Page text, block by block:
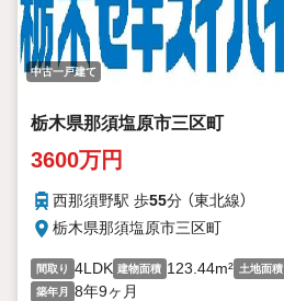
中古一戸建て
栃木県那須塩原市三区町
3600万円
西那須野駅 歩55分 （東北線）
栃木県那須塩原市三区町
間取り 4LDK 建物面積 123.44m² 土地面積
築年月 8年9ヶ月